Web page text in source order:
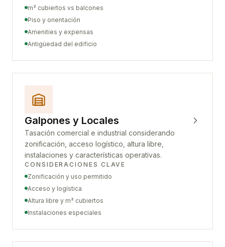
m² cubiertos vs balcones
Piso y orientación
Amenities y expensas
Antigüedad del edificio
Galpones y Locales
Tasación comercial e industrial considerando
zonificación, acceso logístico, altura libre,
instalaciones y características operativas.
CONSIDERACIONES CLAVE
Zonificación y uso permitido
Acceso y logística
Altura libre y m² cubiertos
Instalaciones especiales